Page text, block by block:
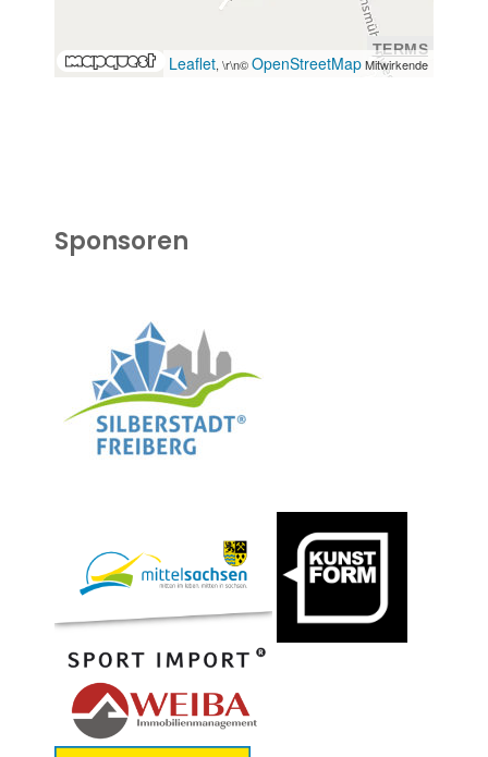
TERMS
Leaflet, \r\n©OpenStreetMapMitwirkende
Sponsoren